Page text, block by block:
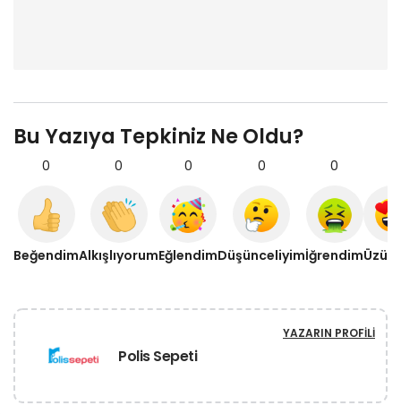
Bu Yazıya Tepkiniz Ne Oldu?
0
Beğendim
0
Alkışlıyorum
0
Eğlendim
0
Düşünceliyim
0
İğrendim
Polis Sepeti
YAZARIN PROFILI